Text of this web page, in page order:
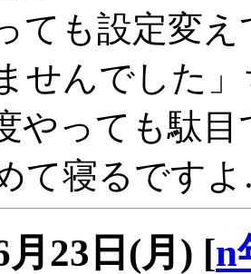
ても設定変
せんでした
やっても駄
て寝るです
月23日(月) [n